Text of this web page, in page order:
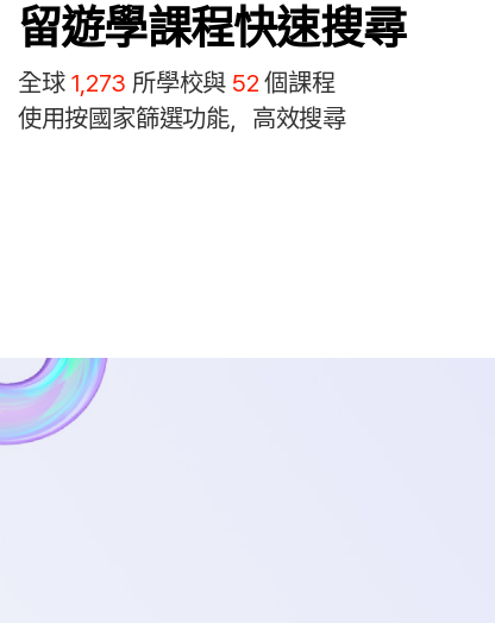
留遊學課程快速搜尋
全球 1,273 所學校與 52 個課程
使用按國家篩選功能，高效搜尋